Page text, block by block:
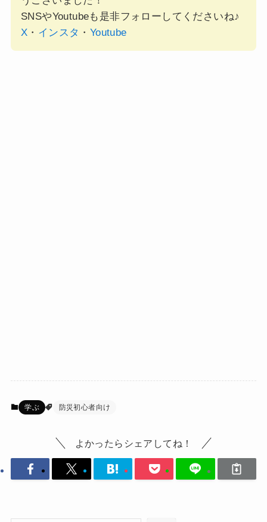
SNSやYoutubeも是非フォローしてくださいね♪
X ・ インスタ ・ Youtube
学ぶ 防災初心者向け
よかったらシェアしてね！